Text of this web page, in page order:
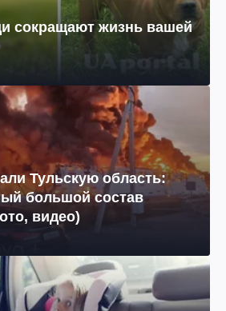
сокращают жизнь вашей
Тульскую область:
большой состав
видео)